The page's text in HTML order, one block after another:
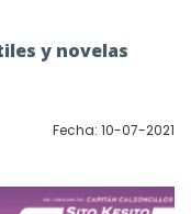
y novelas
Fecha: 10-07-2021